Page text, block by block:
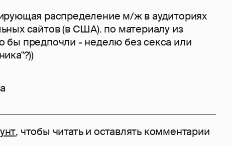
распределение м/ж в аудиториях
сайтов (в США). по материалу из
бы предпочли - неделю без секса или
, чтобы читать и оставлять комментарии